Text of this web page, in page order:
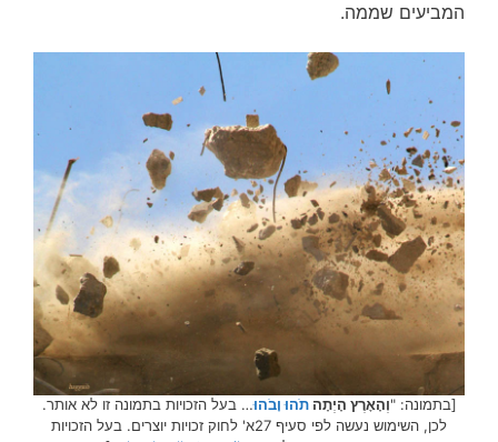
המביעים שממה.
[בתמונה: "וְהָאָרֶץ הָיְתָהתֹהוּ וָבֹהוּ… בעל הזכויות בתמונה זו לא אותר.
לכן, השימוש נעשה לפי סעיף 27א' לחוק זכויות יוצרים. בעל הזכויות